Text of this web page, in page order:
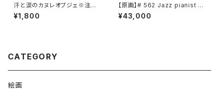
汗と涙のカヌレオブジェ※注意
事項あり
¥1,800
【原画】# 562 Jazz pianist C
HACHA
¥43,000
CATEGORY
絵画